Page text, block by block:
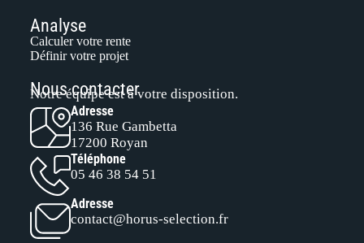
Analyse
Calculer votre rente
Définir votre projet
Nous contacter
Notre équipe est à votre disposition.
Adresse
136 Rue Gambetta
17200 Royan
Téléphone
05 46 38 54 51
Adresse
contact@horus-selection.fr